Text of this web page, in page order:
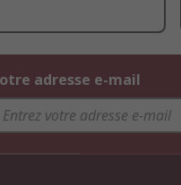
adresse e-mail